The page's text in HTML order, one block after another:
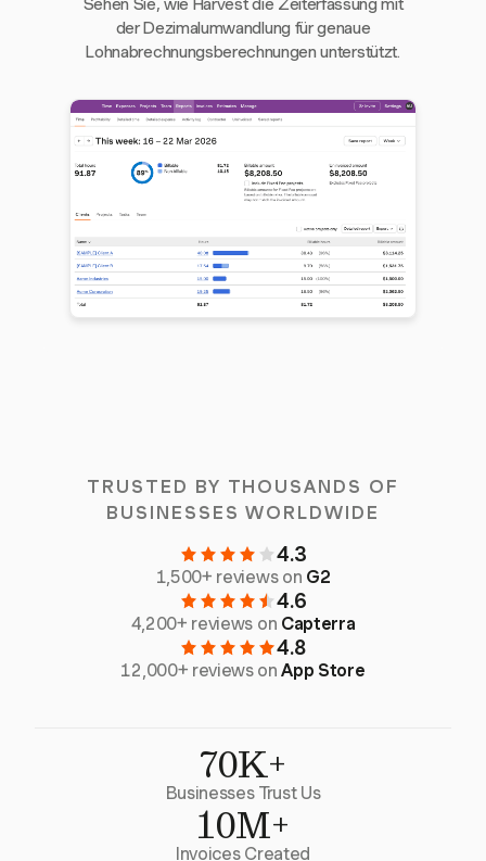
Sehen Sie, wie Harvest die Zeiterfassung mit
der Dezimalumwandlung für genaue
Lohnabrechnungsberechnungen unterstützt.
TRUSTED BY THOUSANDS OF
BUSINESSES WORLDWIDE
4.3
1,500+ reviews on G2
4.6
4,200+ reviews on Capterra
4.8
12,000+ reviews onApp Store
70K+
Businesses Trust Us
10M+
Invoices Created